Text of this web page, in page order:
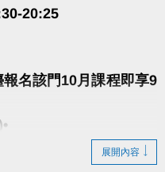
窗)
開視窗)
20:25
名該門10月課程即享9
展開內容